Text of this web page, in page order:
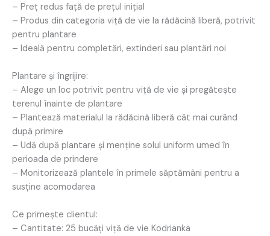
– Preț redus față de prețul inițial
– Produs din categoria viță de vie la rădăcină liberă, potrivit
pentru plantare
– Ideală pentru completări, extinderi sau plantări noi
Plantare și îngrijire:
– Alege un loc potrivit pentru viță de vie și pregătește
terenul înainte de plantare
– Plantează materialul la rădăcină liberă cât mai curând
după primire
– Udă după plantare și menține solul uniform umed în
perioada de prindere
– Monitorizează plantele în primele săptămâni pentru a
susține acomodarea
Ce primește clientul:
– Cantitate: 25 bucăți viță de vie Kodrianka